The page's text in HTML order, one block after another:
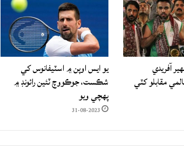
آفريدي
مقابلو کٽي
يو ايس اوپن ۾ اسٽيفانوس کي
شڪست، جوڪووچ ٽئين رائونڊ ۾
پهچي ويو
31-08-2023